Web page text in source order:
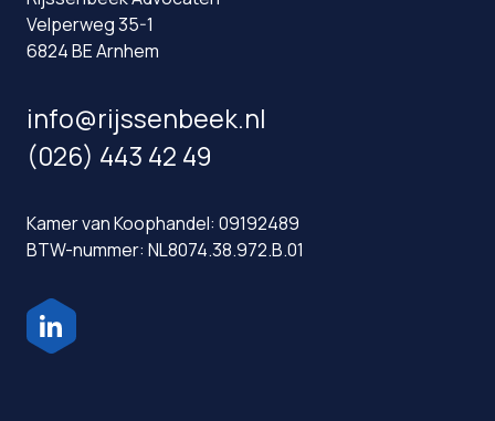
Velperweg 35-1
6824 BE Arnhem
info@rijssenbeek.nl
(026) 443 42 49
Kamer van Koophandel: 09192489
BTW-nummer: NL8074.38.972.B.01